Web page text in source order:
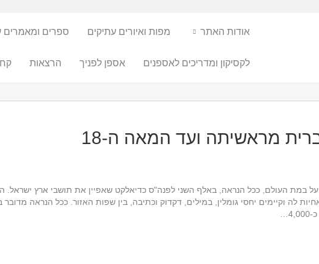
אודות האתר מפות ואיורים עתיקים ספרים ומאמרים
לקסיקון ומדריכים לאספנים אספן לפניך הרצאות
מראשיתה ועד המאה ה-18
במת העולם, ככל הנראה, באלף השני לפנה"ס כדיאלקט שאפיין את תושבי ארץ ישראל.
לה וקיימים יחסי גומלין, במילים, דקדוק וכתיבה, בין שפות האזור. ככל הנראה